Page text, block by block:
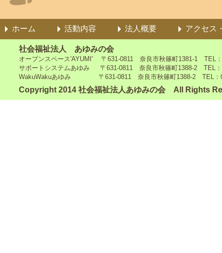
ホーム 活動内容 法人概要 アクセス
社会福祉法人 あゆみの会
オープンスペース'AYUMI' 〒631-0811 奈良市秋篠町1381-1 TEL
サポートシステムあゆみ 〒631-0811 奈良市秋篠町1388-2 TEL：
WakuWakuあゆみ 〒631-0811 奈良市秋篠町1388-2 TEL：
Copyright 2014 社会福祉法人あゆみの会 All Rights